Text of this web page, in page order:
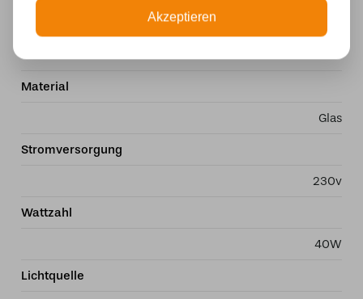
E27
Material
Glas
Stromversorgung
230v
Wattzahl
40W
Lichtquelle
Akzeptieren